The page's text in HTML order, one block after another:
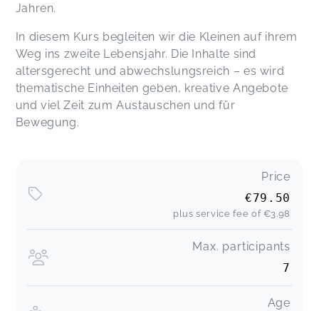
Jahren.
In diesem Kurs begleiten wir die Kleinen auf ihrem
Weg ins zweite Lebensjahr. Die Inhalte sind
altersgerecht und abwechslungsreich – es wird
thematische Einheiten geben, kreative Angebote
und viel Zeit zum Austauschen und für
Bewegung.
Price
€79.50
plus service fee of €3.98
Max. participants
7
Age